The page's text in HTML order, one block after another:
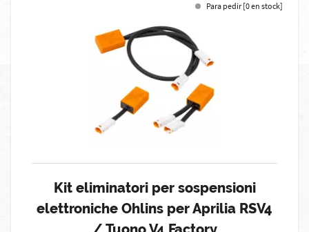
Para pedir [0 en stock]
Kit eliminatori per sospensioni
elettroniche Ohlins per Aprilia RSV4